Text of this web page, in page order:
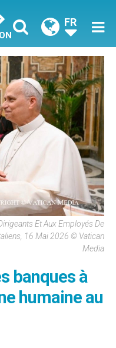
FR
Et Aux Employés De
16 Mai 2026 © Vatican
Media
banques à
humaine au